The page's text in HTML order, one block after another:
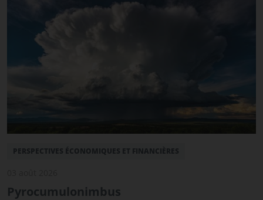
PERSPECTIVES ÉCONOMIQUES ET FINANCIÈRES
Pyrocumulonimbus